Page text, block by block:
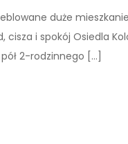
duże
cisza i spokój Osiedla
2-rodzinnego […]